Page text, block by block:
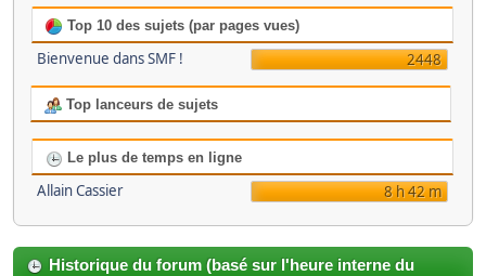
Top 10 des sujets (par pages vues)
Bienvenue dans SMF ! 2448
Top lanceurs de sujets
Le plus de temps en ligne
Allain Cassier 8 h 42 m
Historique du forum (basé sur l'heure interne du